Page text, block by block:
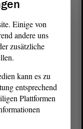
bzw. zur
des
geprüft und
Errichtung
hilfreich sein
der
zur
für die
Einige von
andere uns
zusätzliche
kann es zu
entsprechend
Plattformen